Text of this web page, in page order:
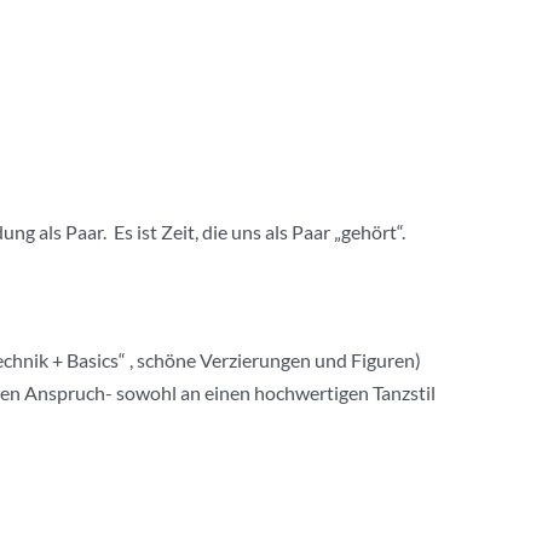
als Paar. Es ist Zeit, die uns als Paar „gehört“.
+ Basics“ , schöne Verzierungen und Figuren)
Anspruch- sowohl an einen hochwertigen Tanzstil